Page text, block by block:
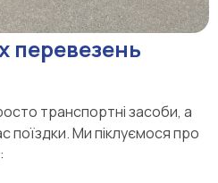
перевезень
транспортні засоби, а
поїздки. Ми піклуємося про